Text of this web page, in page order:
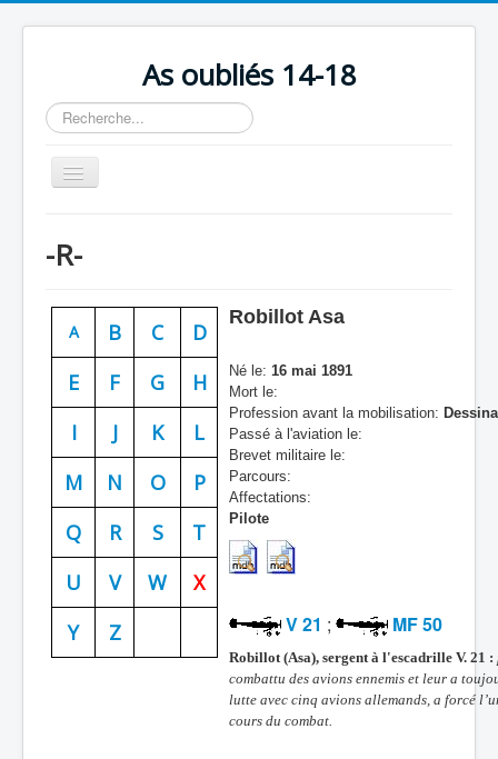
As oubliés 14-18
Rechercher
Basculer
la
Chronologie
Escadrilles
Organisation
Avions
Formation
Doctrines
Batailles
Cahiers des As
-R-
A B C
D
E
F G
H
I
J K
L
M
N O
P
Q
R S
T
U
V W
X
Y
Z
Robillot Asa
Né le: 16 mai 1891
Mort le:
Profession avant la mobilisation:
Passé à l'aviation le:
Brevet militaire le:
Parcours:
Affectations:
Pilote
V 21 ; MF 50
Robillot (Asa), sergent à l'escadrille V. 21 :
combattu des avions ennemis et leur a
lutte avec cinq avions allemands, a forcé
cours du combat.